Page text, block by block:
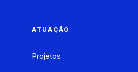
ATUAÇÃO
Projetos